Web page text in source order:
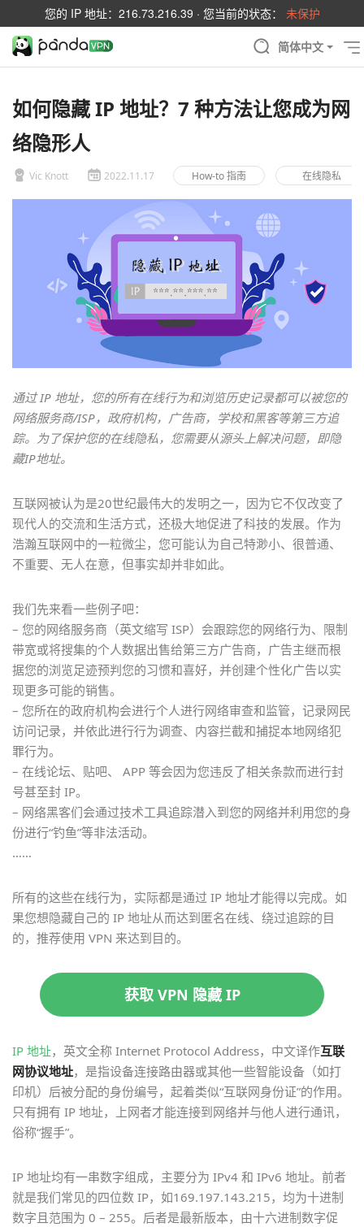
您的 IP 地址： 216.73.216.39 · 您当前的状态： 未保护
简体中文
如何隐藏 IP 地址？7 种方法让您成为网
络隐形人
Vic Knott 2022.11.17 How-to 指南 在线隐私
通过 IP 地址，您的所有在线行为和浏览历史记录都可以被您的
网络服务商/ISP，政府机构，广告商，学校和黑客等第三方追
踪。为了保护您的在线隐私，您需要从源头上解决问题，即隐
藏IP地址。
互联网被认为是20世纪最伟大的发明之一，因为它不仅改变了
现代人的交流和生活方式，还极大地促进了科技的发展。作为
浩瀚互联网中的一粒微尘，您可能认为自己特渺小、很普通、
不重要、无人在意，但事实却并非如此。
我们先来看一些例子吧：
– 您的网络服务商（英文缩写 ISP）会跟踪您的网络行为、限制
带宽或将搜集的个人数据出售给第三方广告商，广告主继而根
据您的浏览足迹预判您的习惯和喜好，并创建个性化广告以实
现更多可能的销售。
– 您所在的政府机构会进行个人进行网络审查和监管，记录网民
访问记录，并依此进行行为调查、内容拦截和捕捉本地网络犯
罪行为。
– 在线论坛、贴吧、 APP 等会因为您违反了相关条款而进行封
号甚至封 IP。
– 网络黑客们会通过技术工具追踪潜入到您的网络并利用您的身
份进行“钓鱼”等非法活动。
……
所有的这些在线行为，实际都是通过 IP 地址才能得以完成。如
果您想隐藏自己的 IP 地址从而达到匿名在线、绕过追踪的目
的，推荐使用 VPN 来达到目的。
获取 VPN 隐藏 IP
IP 地址，英文全称 Internet Protocol Address，中文译作互联
网协议地址，是指设备连接路由器或其他一些智能设备（如打
印机）后被分配的身份编号，起着类似“互联网身份证”的作用。
只有拥有 IP 地址，上网者才能连接到网络并与他人进行通讯，
俗称“握手”。
IP 地址均有一串数字组成，主要分为 IPv4 和 IPv6 地址。前者
就是我们常见的四位数 IP，如169.197.143.215，均为十进制
数字且范围为 0 – 255。后者是最新版本，由十六进制数字促